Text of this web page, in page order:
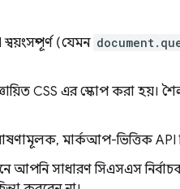
(যেমন
CSS এর স্কোপ করা হয়।
মার্কআপ-ভিত্তিক API
আপনি সাধারণ সিএসএস